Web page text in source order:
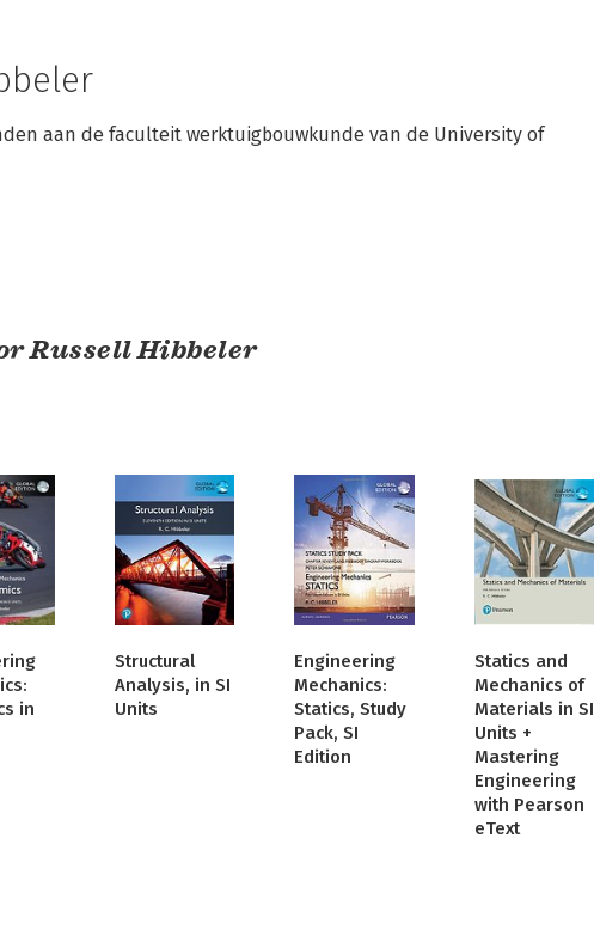
aan de faculteit werktuigbouwkunde van de University of
Russell Hibbeler
in
Structural
Analysis, in SI
Units
Engineering
Mechanics:
Statics, Study
Pack, SI
Edition
Statics and
Mechanics of
Materials in SI
Units +
Mastering
Engineering
with Pearson
eText